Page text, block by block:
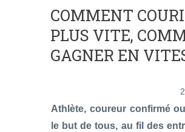
COMMENT
PLUS VITE,
GAGNER EN
Athlète, coureur confirmé
le but de tous, au fil des